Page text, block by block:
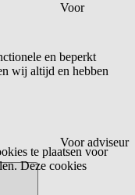
Voor
Voor adviseur
en beperkt
wij altijd en hebben
te plaatsen voor
Deze cookies